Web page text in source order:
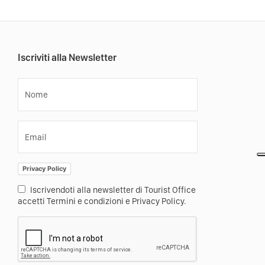
Iscriviti alla Newsletter
Nome
Email
Privacy Policy
Iscrivendoti alla newsletter di Tourist Office
accetti Termini e condizioni e Privacy Policy.